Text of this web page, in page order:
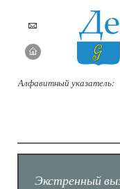
Алфавитный указатель:
Экстренный